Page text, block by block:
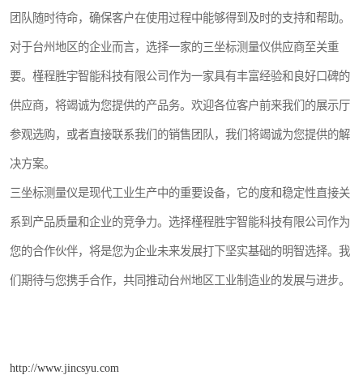
团队随时待命，确保客户在使用过程中能够得到及时的支持和帮助。
对于台州地区的企业而言，选择一家的三坐标测量仪供应商至关重
要。槿程胜宇智能科技有限公司作为一家具有丰富经验和良好口碑的
供应商，将竭诚为您提供的产品务。欢迎各位客户前来我们的展示厅
参观选购，或者直接联系我们的销售团队，我们将竭诚为您提供的解
决方案。
三坐标测量仪是现代工业生产中的重要设备，它的度和稳定性直接关
系到产品质量和企业的竞争力。选择槿程胜宇智能科技有限公司作为
您的合作伙伴，将是您为企业未来发展打下坚实基础的明智选择。我
们期待与您携手合作，共同推动台州地区工业制造业的发展与进步。
http://www.jincsyu.com